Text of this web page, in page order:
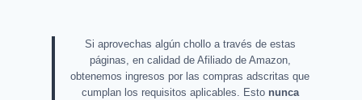
Si aprovechas algún chollo a través de estas
páginas, en calidad de Afiliado de Amazon,
obtenemos ingresos por las compras adscritas que
cumplan los requisitos aplicables. Esto nunca